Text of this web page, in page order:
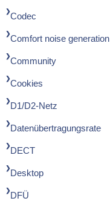
Codec
Comfort noise generation
Community
Cookies
D1/D2-Netz
Datenübertragungsrate
DECT
Desktop
DFÜ